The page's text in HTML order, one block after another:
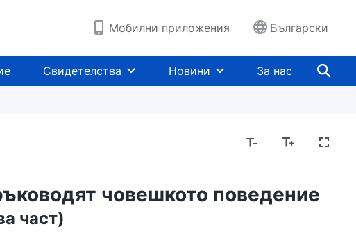
Мобилни приложения Български
Свидетелства Новини За нас
човешкото поведение
част)